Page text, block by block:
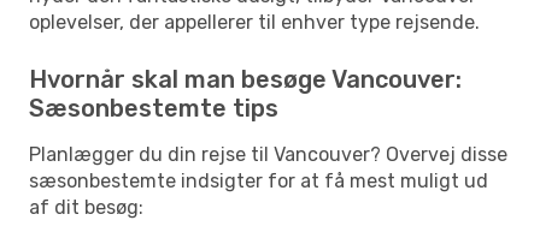
oplevelser, der appellerer til enhver type rejsende.
Hvornår skal man besøge Vancouver:
Sæsonbestemte tips
Planlægger du din rejse til Vancouver? Overvej disse
sæsonbestemte indsigter for at få mest muligt ud
af dit besøg: